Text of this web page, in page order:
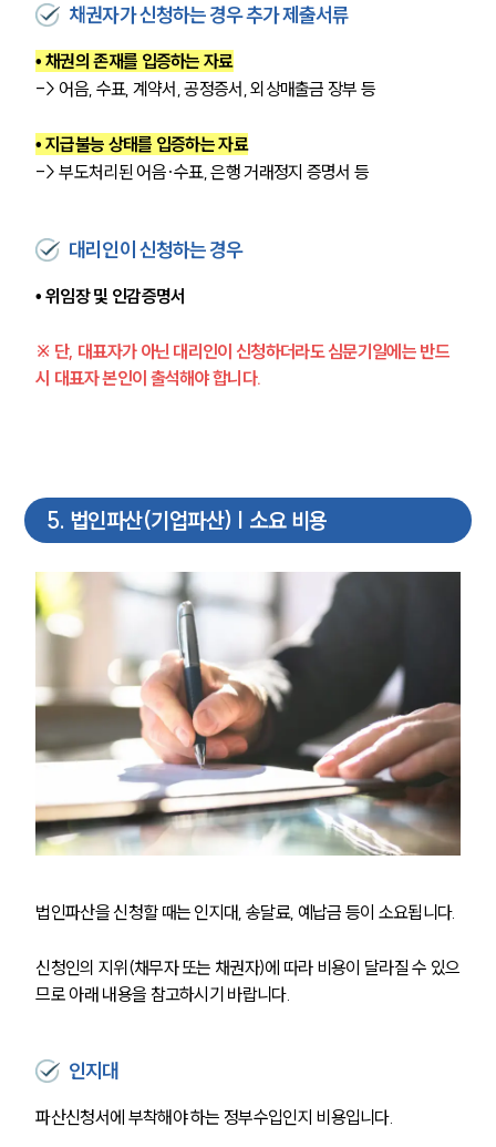
채권자가 신청하는 경우 추가 제출서류
• 채권의 존재를 입증하는 자료
-> 어음, 수표, 계약서, 공정증서, 외상매출금 장부 등
• 지급불능 상태를 입증하는 자료
-> 부도처리된 어음·수표, 은행 거래정지 증명서 등
대리인이 신청하는 경우
• 위임장 및 인감증명서
※ 단, 대표자가 아닌 대리인이 신청하더라도 심문기일에는 반드
시 대표자 본인이 출석해야 합니다.
5. 법인파산(기업파산) | 소요 비용
법인파산을 신청할 때는 인지대, 송달료, 예납금 등이 소요됩니다.
신청인의 지위(채무자 또는 채권자)에 따라 비용이 달라질 수 있으
므로 아래 내용을 참고하시기 바랍니다.
인지대
파산신청서에 부착해야 하는 정부수입인지 비용입니다.